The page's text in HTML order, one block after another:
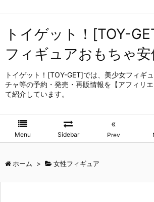
トイゲット！[TOY-
フィギュアおもちゃ
トイゲット！[TOY-GET]では、美少女フィギ
チャ等の予約・発売・再販情報を【アフィリ
て紹介しています。
Menu Sidebar
«
Prev
ホーム > 女性フィギュア